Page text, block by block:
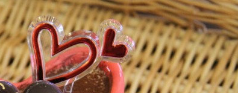
s（レ・ピニヨン）
バレンタイン2023 @オカモ